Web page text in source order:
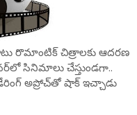
రొమాంటిక్ చిత్రాలకు ఆదరణ
సినిమాలు చేస్తుండగా..
అప్రోచ్‌తో షాక్ ఇచ్చాడు